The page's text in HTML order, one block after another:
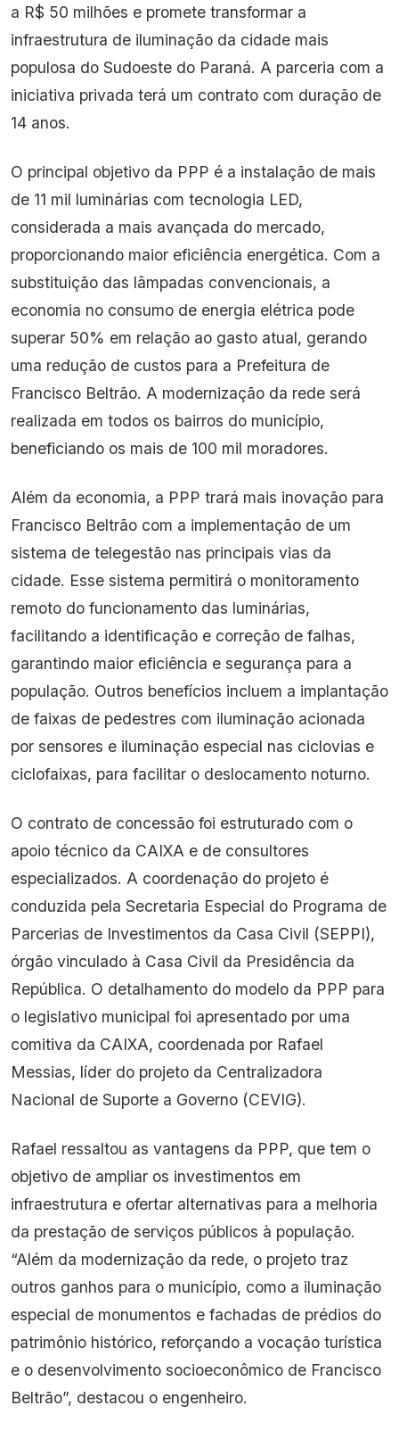
a R$ 50 milhões e promete transformar a
infraestrutura de iluminação da cidade mais
populosa do Sudoeste do Paraná. A parceria com a
iniciativa privada terá um contrato com duração de
14 anos.
O principal objetivo da PPP é a instalação de mais
de 11 mil luminárias com tecnologia LED,
considerada a mais avançada do mercado,
proporcionando maior eficiência energética. Com a
substituição das lâmpadas convencionais, a
economia no consumo de energia elétrica pode
superar 50% em relação ao gasto atual, gerando
uma redução de custos para a Prefeitura de
Francisco Beltrão. A modernização da rede será
realizada em todos os bairros do município,
beneficiando os mais de 100 mil moradores.
Além da economia, a PPP trará mais inovação para
Francisco Beltrão com a implementação de um
sistema de telegestão nas principais vias da
cidade. Esse sistema permitirá o monitoramento
remoto do funcionamento das luminárias,
facilitando a identificação e correção de falhas,
garantindo maior eficiência e segurança para a
população. Outros benefícios incluem a implantação
de faixas de pedestres com iluminação acionada
por sensores e iluminação especial nas ciclovias e
ciclofaixas, para facilitar o deslocamento noturno.
O contrato de concessão foi estruturado com o
apoio técnico da CAIXA e de consultores
especializados. A coordenação do projeto é
conduzida pela Secretaria Especial do Programa de
Parcerias de Investimentos da Casa Civil (SEPPI),
órgão vinculado à Casa Civil da Presidência da
República. O detalhamento do modelo da PPP para
o legislativo municipal foi apresentado por uma
comitiva da CAIXA, coordenada por Rafael
Messias, líder do projeto da Centralizadora
Nacional de Suporte a Governo (CEVIG).
Rafael ressaltou as vantagens da PPP, que tem o
objetivo de ampliar os investimentos em
infraestrutura e ofertar alternativas para a melhoria
da prestação de serviços públicos à população.
“Além da modernização da rede, o projeto traz
outros ganhos para o município, como a iluminação
especial de monumentos e fachadas de prédios do
patrimônio histórico, reforçando a vocação turística
e o desenvolvimento socioeconômico de Francisco
Beltrão”, destacou o engenheiro.